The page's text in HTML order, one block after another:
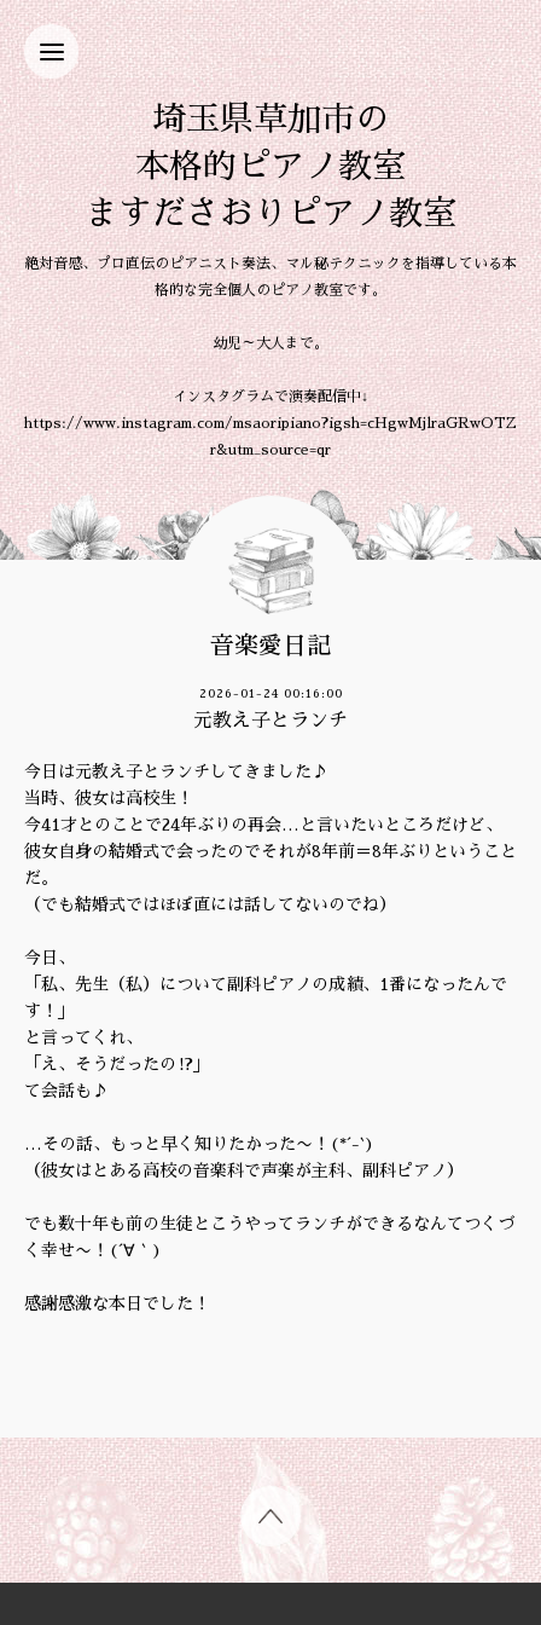
埼玉県草加市の
本格的ピアノ教室
ますださおりピアノ教室
絶対音感、プロ直伝のピアニスト奏法、マル秘テクニックを指導している本
格的な完全個人のピアノ教室です。
幼児～大人まで。
インスタグラムで演奏配信中↓
https://www.instagram.com/msaoripiano?igsh=cHgwMjlraGRwOTZ
r&utm_source=qr
音楽愛日記
2026-01-24 00:16:00
元教え子とランチ
今日は元教え子とランチしてきました♪
当時、彼女は高校生！
今41才とのことで24年ぶりの再会…と言いたいところだけど、
彼女自身の結婚式で会ったのでそれが8年前＝8年ぶりということ
だ。
（でも結婚式ではほぼ直には話してないのでね）
今日、
「私、先生（私）について副科ピアノの成績、1番になったんで
す！」
と言ってくれ、
「え、そうだったの⁉️」
て会話も♪
…その話、もっと早く知りたかった〜！(*´-`)
（彼女はとある高校の音楽科で声楽が主科、副科ピアノ）
でも数十年も前の生徒とこうやってランチができるなんてつくづ
く幸せ〜！(´∀｀)
感謝感激な本日でした！